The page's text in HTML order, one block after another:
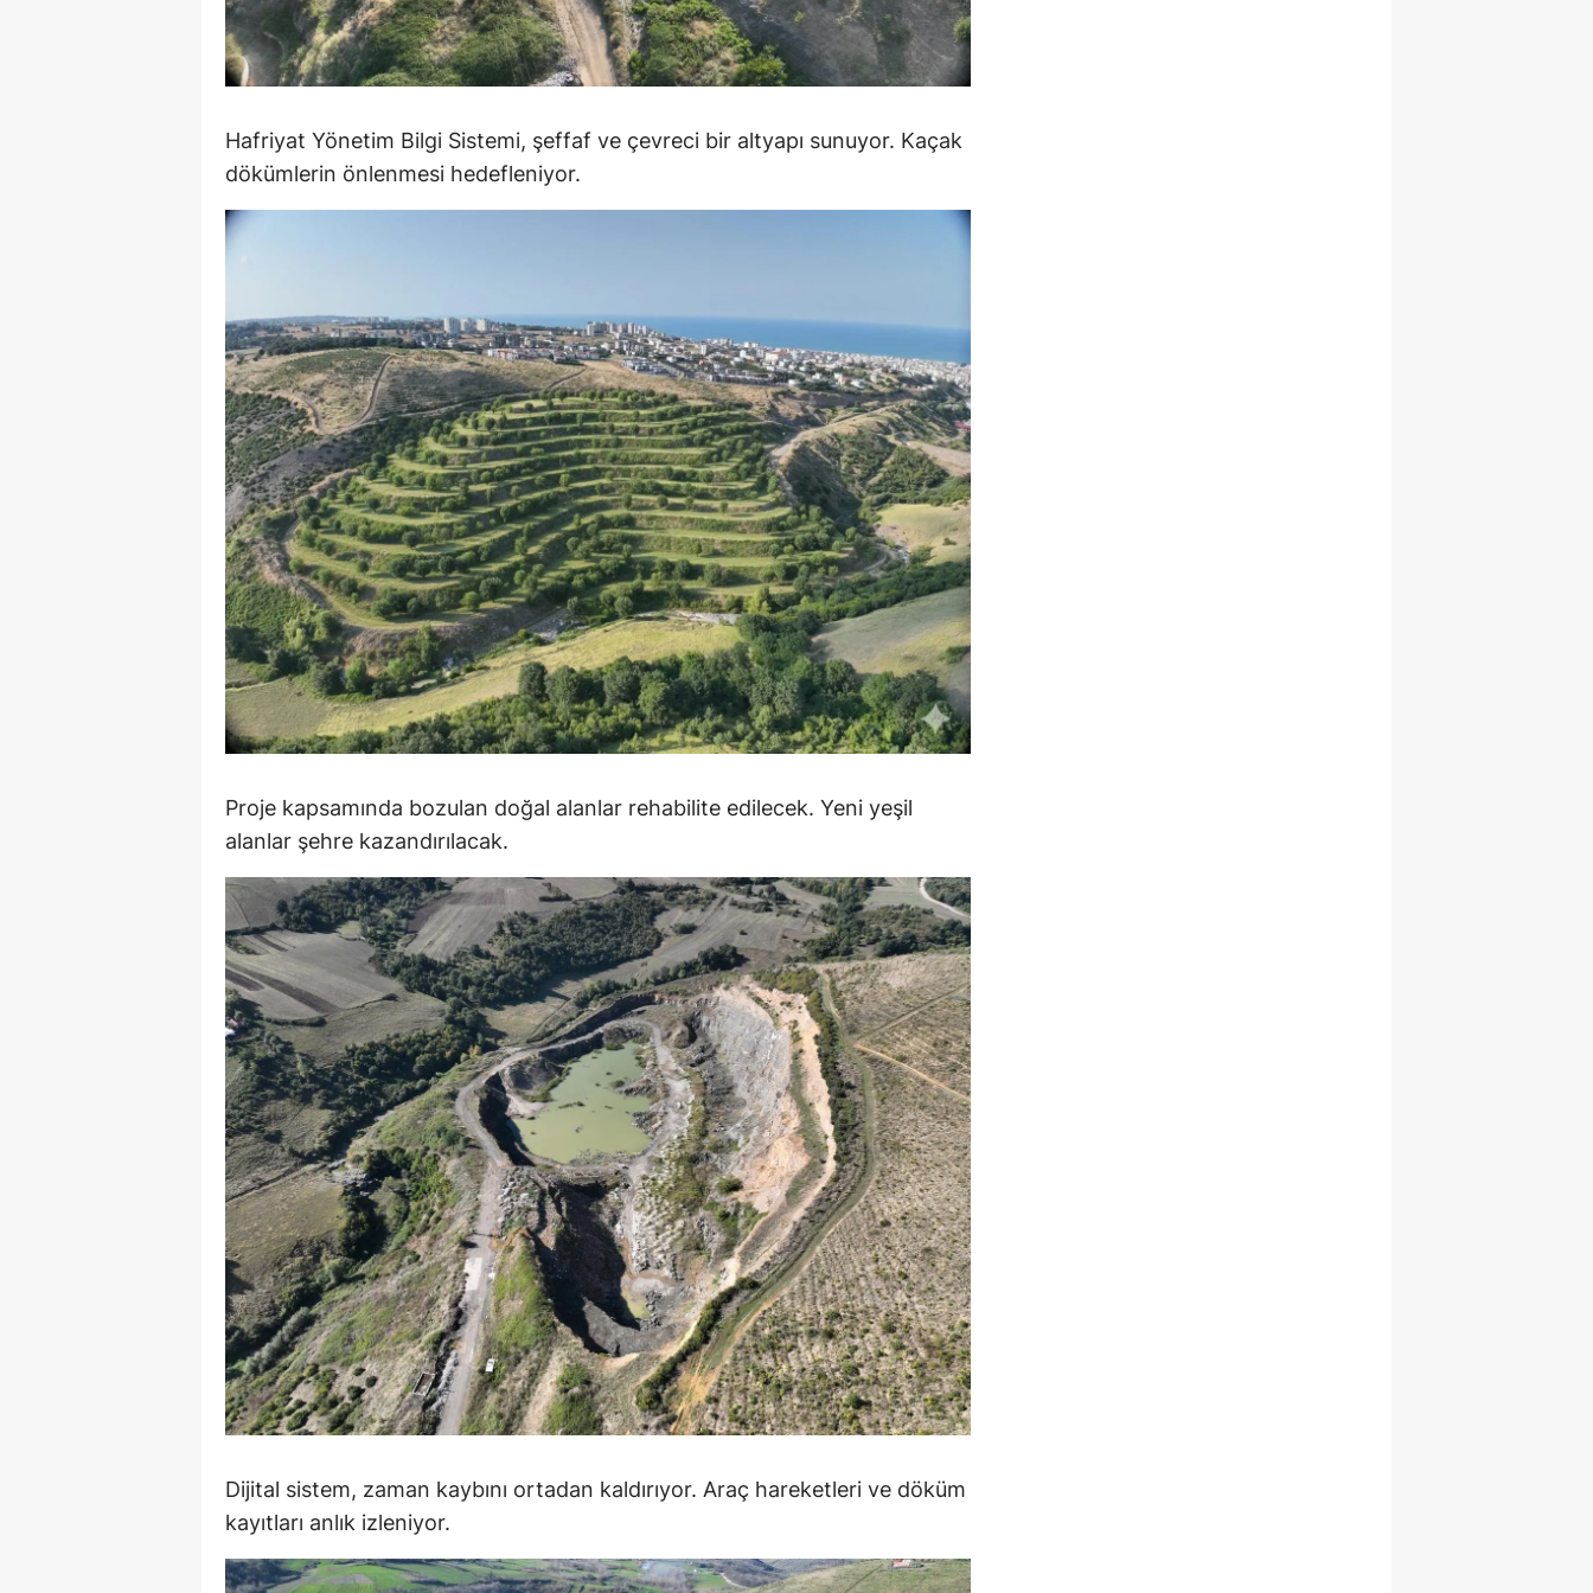
Mersin
İstanbul
İzmir
Kars
Kırklareli
Kırşehir
Kocaeli
Konya
Kütahya
Malatya
Manisa
Kahramanmaraş
Mardin
Muğla
Muş
Niğde
Ordu
Rize
Sakarya
Samsun
Siirt
Sinop
Sivas
Tekirdağ
Tokat
Trabzon
Tunceli
Şanlıurfa
Van
Hafriyat Yönetim Bilgi Sistemi, şeffaf ve çevreci bir altyapı sunuyor. Kaçak
dökümlerin önlenmesi hedefleniyor.
Proje kapsamında bozulan doğal alanlar rehabilite edilecek. Yeni yeşil
alanlar şehre kazandırılacak.
Dijital sistem, zaman kaybını ortadan kaldırıyor. Araç hareketleri ve döküm
kayıtları anlık izleniyor.